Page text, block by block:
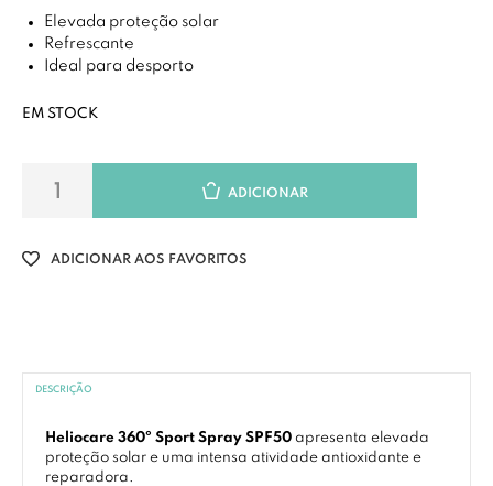
Elevada proteção solar
Refrescante
Ideal para desporto
EM STOCK
ADICIONAR
ADICIONAR AOS FAVORITOS
DESCRIÇÃO
Heliocare 360º Sport Spray SPF50 apresenta elevada
proteção solar e uma intensa atividade antioxidante e
reparadora.